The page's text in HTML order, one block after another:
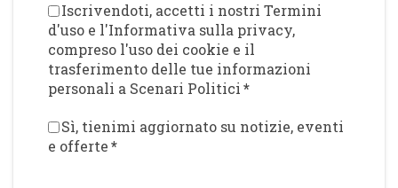
Iscrivendoti, accetti i nostri Termini
d'uso e l'Informativa sulla privacy,
compreso l'uso dei cookie e il
trasferimento delle tue informazioni
personali a Scenari Politici*
Sì, tienimi aggiornato su notizie, eventi
e offerte*